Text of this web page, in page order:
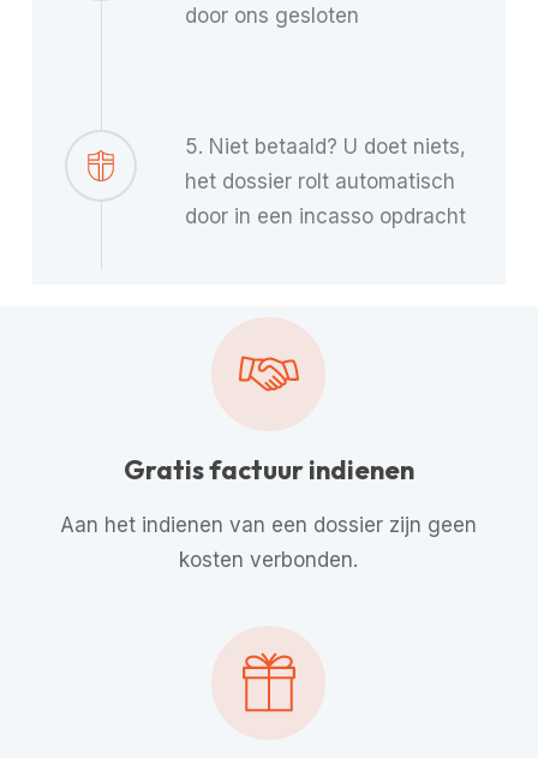
door ons gesloten
5. Niet betaald? U doet niets,
het dossier rolt automatisch
door in een incasso opdracht
Gratis factuur indienen
Aan het indienen van een dossier zijn geen
kosten verbonden.